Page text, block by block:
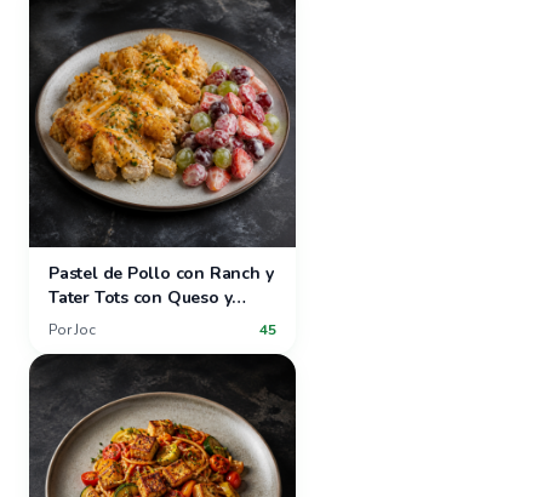
Pastel de Pollo con Ranch y
Tater Tots con Queso y
Ensalada de Fresas y Uvas
PorJoc 45